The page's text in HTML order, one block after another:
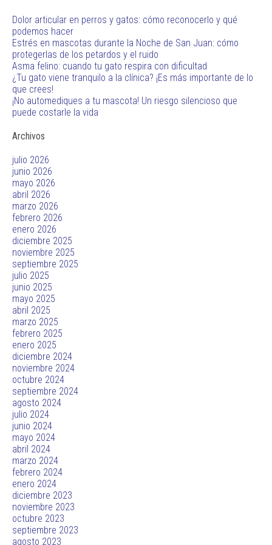
Dolor articular en perros y gatos: cómo reconocerlo y qué
podemos hacer
Estrés en mascotas durante la Noche de San Juan: cómo
protegerlas de los petardos y el ruido
Asma felino: cuando tu gato respira con dificultad
¿Tu gato viene tranquilo a la clínica? ¡Es más importante de lo
que crees!
¡No automediques a tu mascota! Un riesgo silencioso que
puede costarle la vida
Archivos
julio 2026
junio 2026
mayo 2026
abril 2026
marzo 2026
febrero 2026
enero 2026
diciembre 2025
noviembre 2025
septiembre 2025
julio 2025
junio 2025
mayo 2025
abril 2025
marzo 2025
febrero 2025
enero 2025
diciembre 2024
noviembre 2024
octubre 2024
septiembre 2024
agosto 2024
julio 2024
junio 2024
mayo 2024
abril 2024
marzo 2024
febrero 2024
enero 2024
diciembre 2023
noviembre 2023
octubre 2023
septiembre 2023
agosto 2023